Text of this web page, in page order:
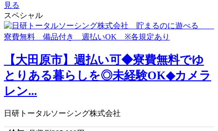
見る
スペシャル
【大田原市】週払い可◆寮費無料でゆ
とりある暮らしを◎未経験OK◆カメラ
レン...
日研トータルソーシング株式会社